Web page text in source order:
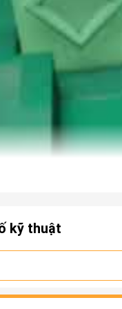
kỹ thuật